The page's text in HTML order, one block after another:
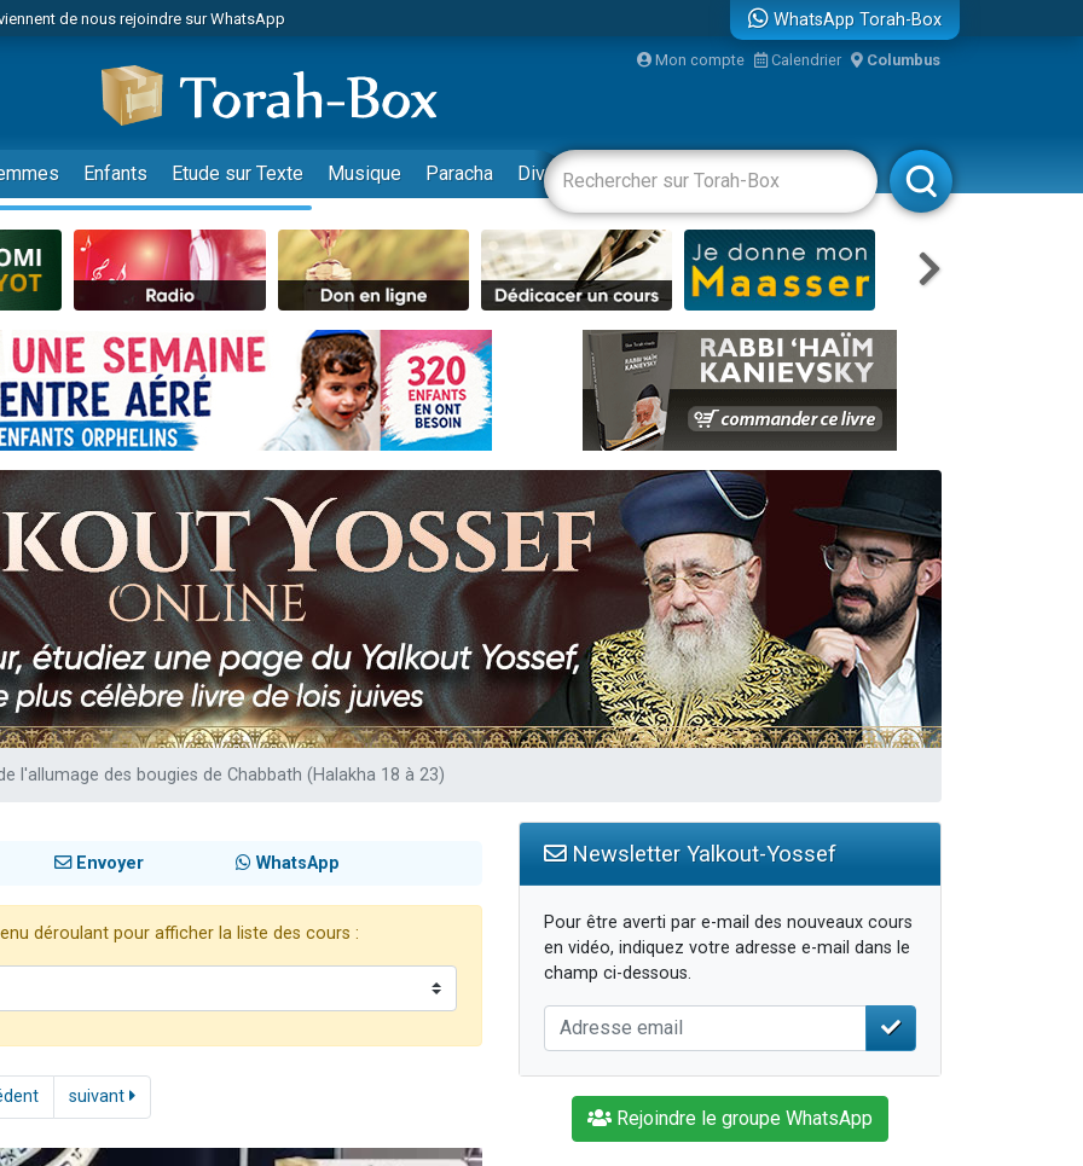
de nous rejoindre sur WhatsApp
viennent de faire un don pour Événements Torah-Box
viennent de faire un don pour Tsédaka : pauvres d'Israel
de nous rejoindre sur WhatsApp
viennent de demander une bénédiction
viennent de faire un don pour Diane, 80 ans, dans un appartement insalubre
places pour étudier en groupe sur Zoom
de nous rejoindre sur WhatsApp
de demander une bénédiction
places pour étudier en groupe sur Zoom
de nous rejoindre sur WhatsApp
de nous rejoindre sur WhatsApp
viennent de faire un don pour Reloger Rivka, 6 enfants, victime de violences...
viennent de faire un don pour 1 Journée de Vacances Pour les Enfants
viennent de demander une bénédiction
de nous rejoindre sur WhatsApp
places pour étudier en groupe sur Zoom
son Maasser
son Maasser
WhatsApp Torah-Box
Mon compte Calendrier Columbus
Enfants Etude sur Texte Musique Paracha Divertissements Livres Rabbanim
l'allumage des bougies de Chabbath (Halakha 18 à 23)
Envoyer WhatsApp
déroulant pour afficher la liste des cours :
suivant
Newsletter Yalkout-Yossef
Pour être averti par e-mail des nouveaux cours
en vidéo, indiquez votre adresse e-mail dans le
champ ci-dessous.
Rejoindre le groupe WhatsApp